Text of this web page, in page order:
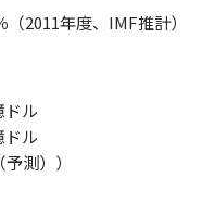
（2011年度、IMF推計）
ドル
ドル
測））